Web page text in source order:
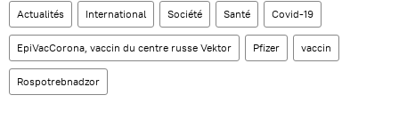
Actualités International Société Santé Covid-19
EpiVacCorona, vaccin du centre russe Vektor Pfizer vaccin
Rospotrebnadzor